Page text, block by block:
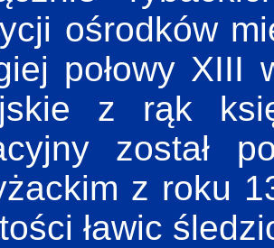
ośrodków
połowy XIII
z rąk
został
z roku
ławic